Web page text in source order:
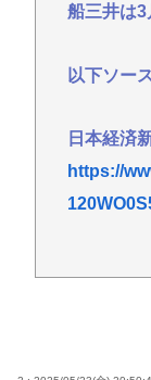
船三井は
以下ソー
日本経済
https://